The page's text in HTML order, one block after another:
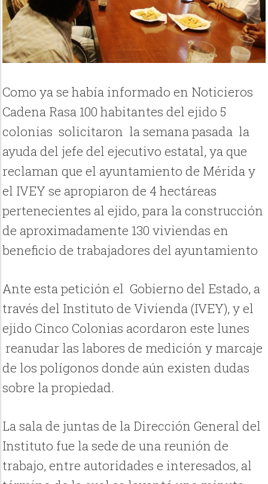
Como ya se había informado en Noticieros
Cadena Rasa 100 habitantes del ejido 5
colonias solicitaron la semana pasada la
ayuda del jefe del ejecutivo estatal, ya que
reclaman que el ayuntamiento de Mérida y
el IVEY se apropiaron de 4 hectáreas
pertenecientes al ejido, para la construcción
de aproximadamente 130 viviendas en
beneficio de trabajadores del ayuntamiento
Ante esta petición el Gobierno del Estado, a
través del Instituto de Vivienda (IVEY), y el
ejido Cinco Colonias acordaron este lunes
reanudar las labores de medición y marcaje
de los polígonos donde aún existen dudas
sobre la propiedad.
La sala de juntas de la Dirección General del
Instituto fue la sede de una reunión de
trabajo, entre autoridades e interesados, al